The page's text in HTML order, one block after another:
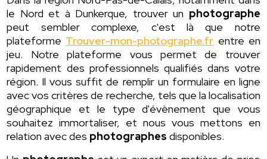
le Nord et à Dunkerque, trouver un photographe
peut sembler complexe, c'est là que notre
plateforme Trouver-mon-photographe.fr entre en
jeu. Notre plateforme vous permet de trouver
rapidement des professionnels qualifiés dans votre
région. Il vous suffit de remplir un formulaire en ligne
avec vos critères de recherche, tels que la localisation
géographique et le type d'évènement que vous
souhaitez immortaliser, et nous vous mettons en
relation avec des photographes disponibles.